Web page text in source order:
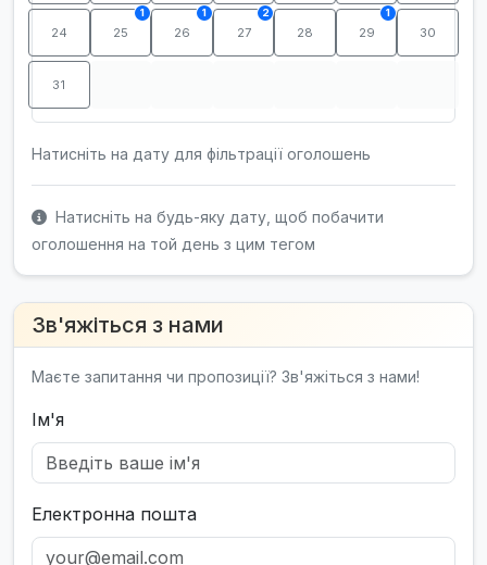
24 25
1
26
1
27
2
28 29
1
30
31
Натисніть на дату для фільтрації оголошень
Натисніть на будь-яку дату, щоб побачити
оголошення на той день з цим тегом
Зв'яжіться з нами
Маєте запитання чи пропозиції? Зв'яжіться з нами!
Ім'я
Електронна пошта